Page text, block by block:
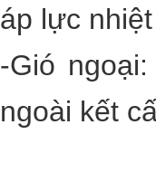
áp lực
-Gió
ngoài kết